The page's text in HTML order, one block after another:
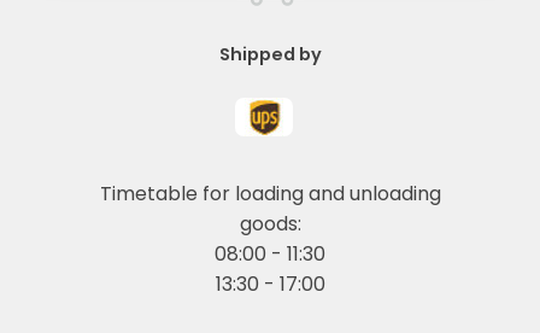
Shipped by
Timetable for loading and unloading
goods:
08:00 - 11:30
13:30 - 17:00